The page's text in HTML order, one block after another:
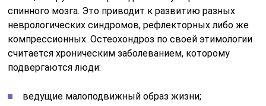
спинного мозга. Это приводит к развитию разных
неврологических синдромов, рефлекторных либо же
компрессионных. Остеохондроз по своей этимологии
считается хроническим заболеванием, которому
подвергаются люди:
ведущие малоподвижный образ жизни;